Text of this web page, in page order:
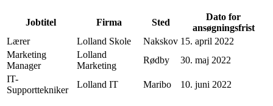
Jobtitel Firma Sted
Dato for
ansøgningsfrist
Lærer
Lolland Skole Nakskov 15. april 2022
Marketing
Manager
Lolland
Marketing
Rødby
30. maj 2022
IT-
Supporttekniker
Lolland IT Maribo 10. juni 2022